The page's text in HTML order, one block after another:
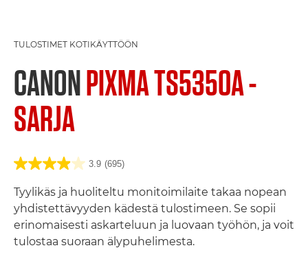
TULOSTIMET KOTIKÄYTTÖÖN
CANONPIXMA TS5350A -
SARJA
3.9 (695)
Tyylikäs ja huoliteltu monitoimilaite takaa nopean
yhdistettävyyden kädestä tulostimeen. Se sopii
erinomaisesti askarteluun ja luovaan työhön, ja voit
tulostaa suoraan älypuhelimesta.